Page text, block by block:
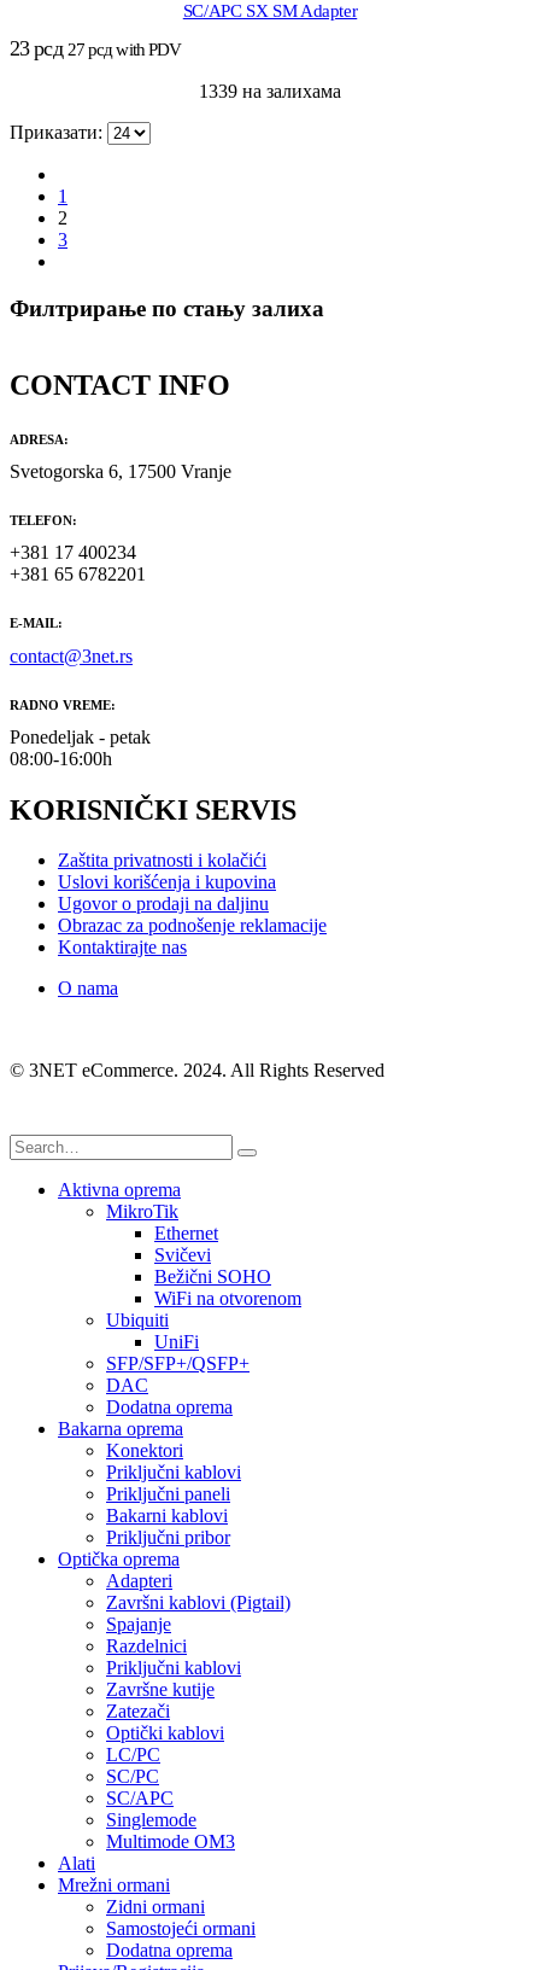
SC/APC SX SM Adapter
23рсд 27рсдwith PDV
1339 на залихама
Приказати:
1
2
3
Филтрирање по стању залиха
CONTACT INFO
ADRESA:
Svetogorska 6, 17500 Vranje
TELEFON:
+381 17 400234
+381 65 6782201
E-MAIL:
contact@3net.rs
RADNO VREME:
Ponedeljak - petak
08:00-16:00h
KORISNIČKI SERVIS
Zaštita privatnosti i kolačići
Uslovi korišćenja i kupovina
Ugovor o prodaji na daljinu
Obrazac za podnošenje reklamacije
Kontaktirajte nas
O nama
© 3NET eCommerce. 2024. All Rights Reserved
Aktivna oprema
MikroTik
Ethernet
Svičevi
Bežični SOHO
WiFi na otvorenom
Ubiquiti
UniFi
SFP/SFP+/QSFP+
DAC
Dodatna oprema
Bakarna oprema
Konektori
Priključni kablovi
Priključni paneli
Bakarni kablovi
Priključni pribor
Optička oprema
Adapteri
Završni kablovi (Pigtail)
Spajanje
Razdelnici
Priključni kablovi
Završne kutije
Zatezači
Optički kablovi
LC/PC
SC/PC
SC/APC
Singlemode
Multimode OM3
Alati
Mrežni ormani
Zidni ormani
Samostojeći ormani
Dodatna oprema